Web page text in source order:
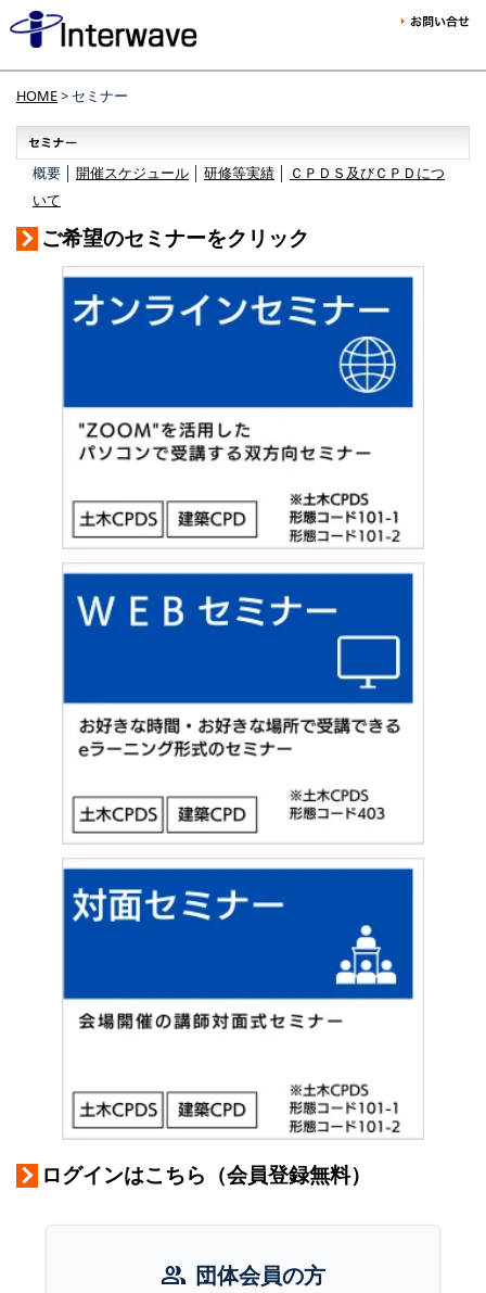
HOME> セミナー
概要 │ 開催スケジュール 研修等実績
ＣＰＤＳ及びＣＰＤにつ
いて
ご希望のセミナーをクリック
ログインはこちら（会員登録無料）
group 団体会員の方